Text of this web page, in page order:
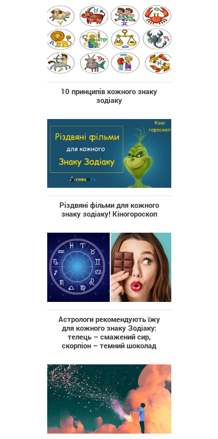
10 принципів кожного знаку
зодіаку
Різдвяні фільми для кожного
знаку зодіаку! Кіногороскоп
Астрологи рекомендують їжу
для кожного знаку Зодіаку:
телець – смажений сир,
скорпіон – темний шоколад